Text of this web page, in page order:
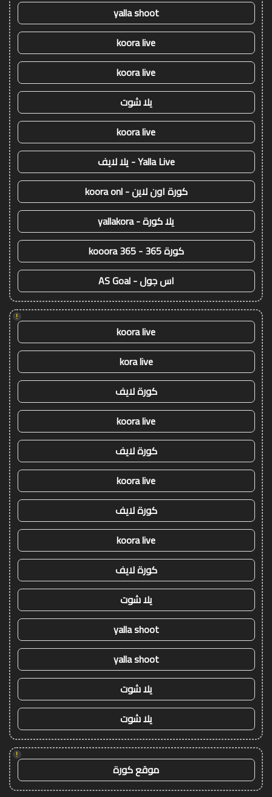
yalla shoot
koora live
koora live
يلا شوت
koora live
Yalla Live - يلا لايف
كورة اون لاين - koora onl
يلا كورة - yallakora
كورة 365 - kooora 365
اس جول - AS Goal
!
koora live
kora live
كورة لايف
koora live
كورة لايف
koora live
كورة لايف
koora live
كورة لايف
يلا شوت
yalla shoot
yalla shoot
يلا شوت
يلا شوت
!
موقع كورة